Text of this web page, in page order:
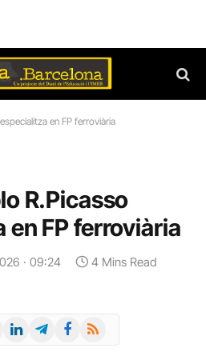
en FP ferroviària
R.Picasso
en FP ferroviària
· 09:24 4 Mins Read
LinkedInTelegramFacebook
RSS